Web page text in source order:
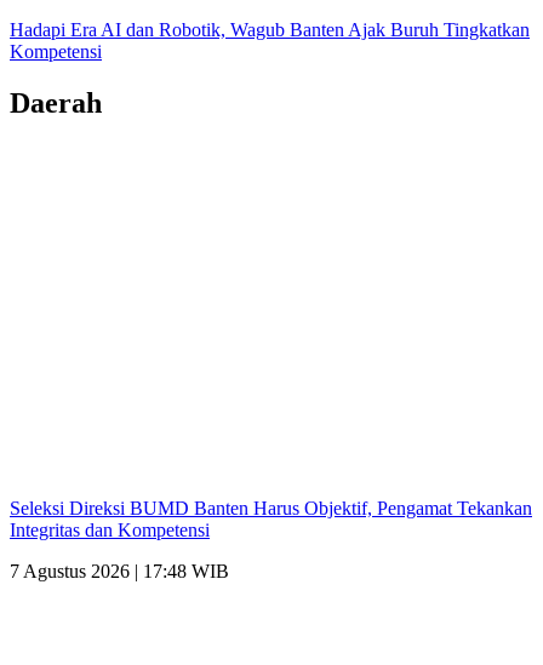
Hadapi Era AI dan Robotik, Wagub Banten Ajak Buruh Tingkatkan
Kompetensi
Daerah
Seleksi Direksi BUMD Banten Harus Objektif, Pengamat Tekankan
Integritas dan Kompetensi
7 Agustus 2026 | 17:48 WIB